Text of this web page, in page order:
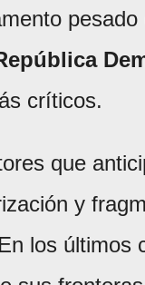
críticos.
que
y
los últimos